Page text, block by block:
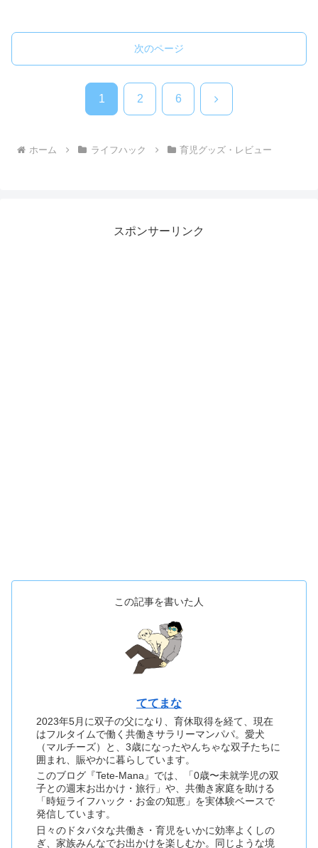
次のページ
1 2 6 次
ホーム ライフハック 育児グッズ・レビュー
スポンサーリンク
この記事を書いた人
ててまな
2023年5月に双子の父になり、育休取得を経て、現在
はフルタイムで働く共働きサラリーマンパパ。愛犬
（マルチーズ）と、3歳になったやんちゃな双子たちに
囲まれ、賑やかに暮らしています。
このブログ『Tete-Mana』では、「0歳〜未就学児の双
子との週末お出かけ・旅行」や、共働き家庭を助ける
「時短ライフハック・お金の知恵」を実体験ベースで
発信しています。
日々のドタバタな共働き・育児をいかに効率よくしの
ぎ、家族みんなでお出かけを楽しむか。同じような境